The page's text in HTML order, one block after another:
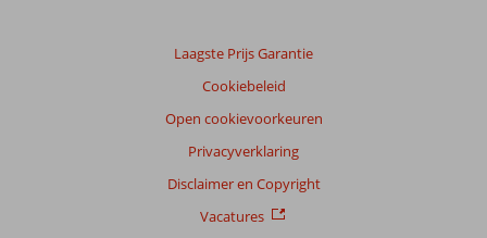
Laagste Prijs Garantie
Cookiebeleid
Open cookievoorkeuren
Privacyverklaring
Disclaimer en Copyright
Vacatures